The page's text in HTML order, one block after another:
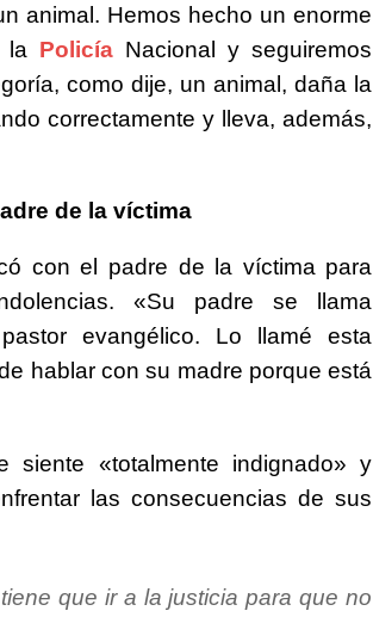
animal. Hemos hecho un enorme
la PolicíaNacional y seguiremos
como dije, un animal, daña la
correctamente y lleva, además,
de la víctima
con el padre de la víctima para
«Su padre se llama
evangélico. Lo llamé esta
hablar con su madre porque está
siente «totalmente indignado» y
las consecuencias de sus
que ir a la justicia para que no